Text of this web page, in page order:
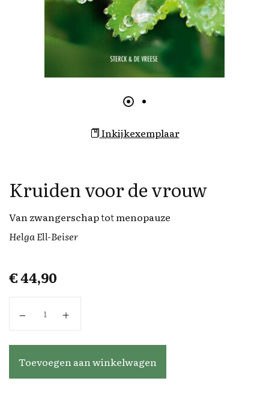
Inkijkexemplaar
Kruiden voor de vrouw
Van zwangerschap tot menopauze
Helga Ell-Beiser
€44,90
Toevoegen aan winkelwagen